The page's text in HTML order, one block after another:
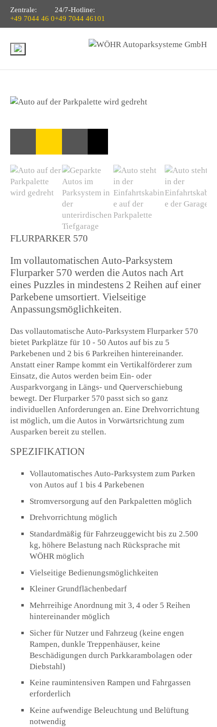
Zentrale:
+49 7044 46 0
24/7-Hotline:
+49 7044 46101
FLURPARKER 570
Im vollautomatischen Auto-Parksystem
Flurparker 570 werden die Autos nach Art
eines Puzzles in mindestens 2 Reihen auf einer
Parkebene umsortiert. Vielseitige
Anpassungsmöglichkeiten.
Das vollautomatische Auto-Parksystem Flurparker 570
bietet Parkplätze für 10 - 50 Autos auf bis zu 5
Parkebenen und 2 bis 6 Parkreihen hintereinander.
Anstatt einer Rampe kommt ein Vertikalförderer zum
Einsatz, die Autos werden beim Ein- oder
Ausparkvorgang in Längs- und Querverschiebung
bewegt. Der Flurparker 570 passt sich so ganz
individuellen Anforderungen an. Eine Drehvorrichtung
ist möglich, um die Autos in Vorwärtsrichtung zum
Ausparken bereit zu stellen.
SPEZIFIKATION
Vollautomatisches Auto-Parksystem zum Parken
von Autos auf 1 bis 4 Parkebenen
Stromversorgung auf den Parkpaletten möglich
Drehvorrichtung möglich
Standardmäßig für Fahrzeuggewicht bis zu 2.500
kg, höhere Belastung nach Rücksprache mit
WÖHR möglich
Vielseitige Bedienungsmöglichkeiten
Kleiner Grundflächenbedarf
Mehrreihige Anordnung mit 3, 4 oder 5 Reihen
hintereinander möglich
Sicher für Nutzer und Fahrzeug (keine engen
Rampen, dunkle Treppenhäuser, keine
Beschädigungen durch Parkkarambolagen oder
Diebstahl)
Keine raumintensiven Rampen und Fahrgassen
erforderlich
Keine aufwendige Beleuchtung und Belüftung
notwendig